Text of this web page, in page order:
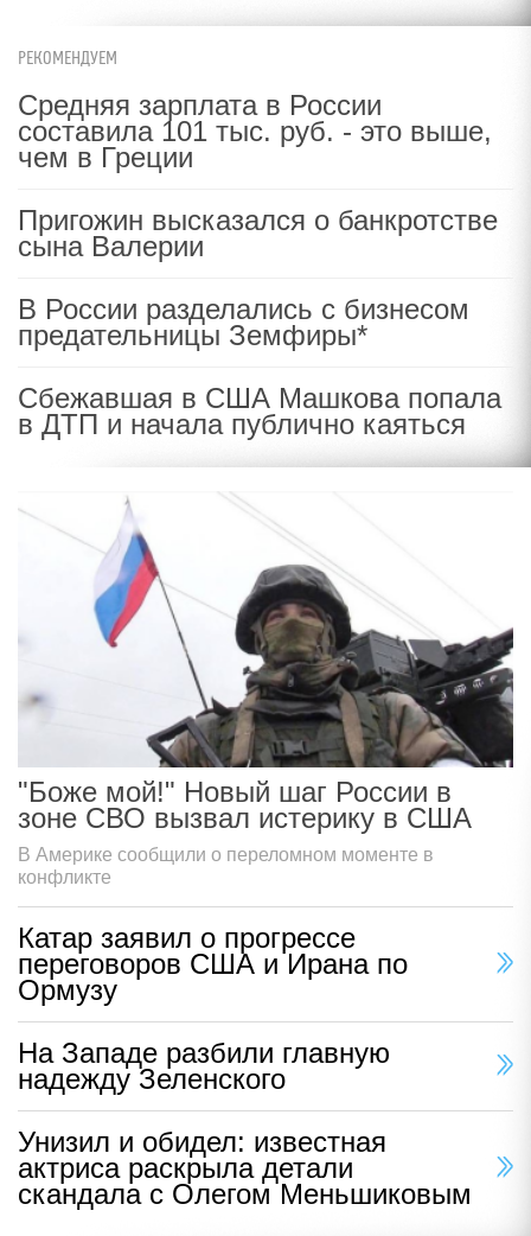
РЕКОМЕНДУЕМ
Средняя зарплата в России
составила 101 тыс. руб. - это выше,
чем в Греции
Пригожин высказался о банкротстве
сына Валерии
В России разделались с бизнесом
предательницы Земфиры*
Сбежавшая в США Машкова попала
в ДТП и начала публично каяться
"Боже мой!" Новый шаг России в
зоне СВО вызвал истерику в США
В Америке сообщили о переломном моменте в
конфликте
Катар заявил о прогрессе
переговоров США и Ирана по
Ормузу
На Западе разбили главную
надежду Зеленского
Унизил и обидел: известная
актриса раскрыла детали
скандала с Олегом Меньшиковым